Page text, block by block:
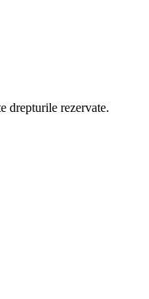
drepturile rezervate.